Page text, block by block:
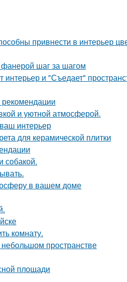
привнести в интерьер
шаг за шагом
и "Съедает"
рекомендации
и уютной атмосферой.
интерьер
для керамической плитки
собакой.
в вашем доме
комнату.
пространстве
площади